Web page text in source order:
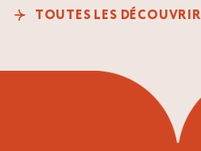
TOUTES LES DÉCOUVRIR